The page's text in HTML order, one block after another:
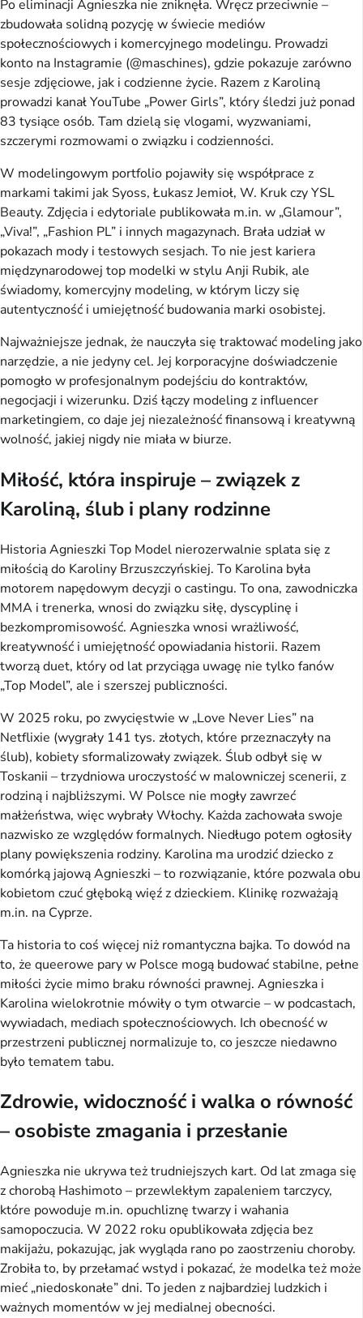
Po eliminacji Agnieszka nie zniknęła. Wręcz przeciwnie –
zbudowała solidną pozycję w świecie mediów
społecznościowych i komercyjnego modelingu. Prowadzi
konto na Instagramie (@maschines), gdzie pokazuje zarówno
sesje zdjęciowe, jak i codzienne życie. Razem z Karoliną
prowadzi kanał YouTube „Power Girls”, który śledzi już ponad
83 tysiące osób. Tam dzielą się vlogami, wyzwaniami,
szczerymi rozmowami o związku i codzienności.
W modelingowym portfolio pojawiły się współprace z
markami takimi jak Syoss, Łukasz Jemioł, W. Kruk czy YSL
Beauty. Zdjęcia i edytoriale publikowała m.in. w „Glamour”,
„Viva!”, „Fashion PL” i innych magazynach. Brała udział w
pokazach mody i testowych sesjach. To nie jest kariera
międzynarodowej top modelki w stylu Anji Rubik, ale
świadomy, komercyjny modeling, w którym liczy się
autentyczność i umiejętność budowania marki osobistej.
Najważniejsze jednak, że nauczyła się traktować modeling jako
narzędzie, a nie jedyny cel. Jej korporacyjne doświadczenie
pomogło w profesjonalnym podejściu do kontraktów,
negocjacji i wizerunku. Dziś łączy modeling z influencer
marketingiem, co daje jej niezależność finansową i kreatywną
wolność, jakiej nigdy nie miała w biurze.
Miłość, która inspiruje – związek z
Karoliną, ślub i plany rodzinne
Historia Agnieszki Top Model nierozerwalnie splata się z
miłością do Karoliny Brzuszczyńskiej. To Karolina była
motorem napędowym decyzji o castingu. To ona, zawodniczka
MMA i trenerka, wnosi do związku siłę, dyscyplinę i
bezkompromisowość. Agnieszka wnosi wrażliwość,
kreatywność i umiejętność opowiadania historii. Razem
tworzą duet, który od lat przyciąga uwagę nie tylko fanów
„Top Model”, ale i szerszej publiczności.
W 2025 roku, po zwycięstwie w „Love Never Lies” na
Netflixie (wygrały 141 tys. złotych, które przeznaczyły na
ślub), kobiety sformalizowały związek. Ślub odbył się w
Toskanii – trzydniowa uroczystość w malowniczej scenerii, z
rodziną i najbliższymi. W Polsce nie mogły zawrzeć
małżeństwa, więc wybrały Włochy. Każda zachowała swoje
nazwisko ze względów formalnych. Niedługo potem ogłosiły
plany powiększenia rodziny. Karolina ma urodzić dziecko z
komórką jajową Agnieszki – to rozwiązanie, które pozwala obu
kobietom czuć głęboką więź z dzieckiem. Klinikę rozważają
m.in. na Cyprze.
Ta historia to coś więcej niż romantyczna bajka. To dowód na
to, że queerowe pary w Polsce mogą budować stabilne, pełne
miłości życie mimo braku równości prawnej. Agnieszka i
Karolina wielokrotnie mówiły o tym otwarcie – w podcastach,
wywiadach, mediach społecznościowych. Ich obecność w
przestrzeni publicznej normalizuje to, co jeszcze niedawno
było tematem tabu.
Zdrowie, widoczność i walka o równość
– osobiste zmagania i przesłanie
Agnieszka nie ukrywa też trudniejszych kart. Od lat zmaga się
z chorobą Hashimoto – przewlekłym zapaleniem tarczycy,
które powoduje m.in. opuchliznę twarzy i wahania
samopoczucia. W 2022 roku opublikowała zdjęcia bez
makijażu, pokazując, jak wygląda rano po zaostrzeniu choroby.
Zrobiła to, by przełamać wstyd i pokazać, że modelka też może
mieć „niedoskonałe” dni. To jeden z najbardziej ludzkich i
ważnych momentów w jej medialnej obecności.